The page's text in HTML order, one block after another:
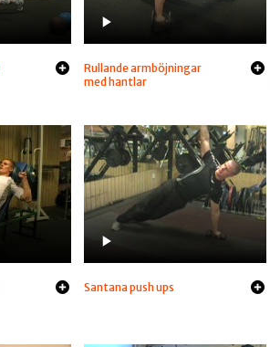
Rullande armböjningar
med hantlar
Santana push ups